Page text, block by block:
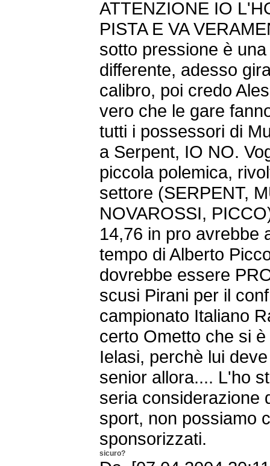
ATTENZIONE IO
PISTA E VA
sotto pressione è
differente, adesso
calibro, poi credo
vero che le gare
tutti i possessori di
a Serpent, IO NO.
piccola polemica,
settore (SERPENT,
NOVAROSSI,
14,76 in pro avrebbe
tempo di Alberto
dovrebbe essere
scusi Pirani per il
campionato Italiano
certo Ometto che si
Ielasi, perchè lui
senior allora.... L'ho
seria considerazione
sport, non possiamo
sponsorizzati.
sicuro?